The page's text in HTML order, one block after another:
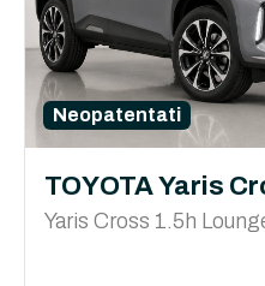
Neopatentati
TOYOTA Yaris
Yaris Cross 1.5h